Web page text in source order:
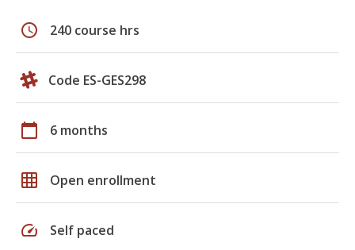
schedule 240 course hrs
Code ES-GES298
calendar_today 6 months
grid_on Open enrollment
speed Self paced